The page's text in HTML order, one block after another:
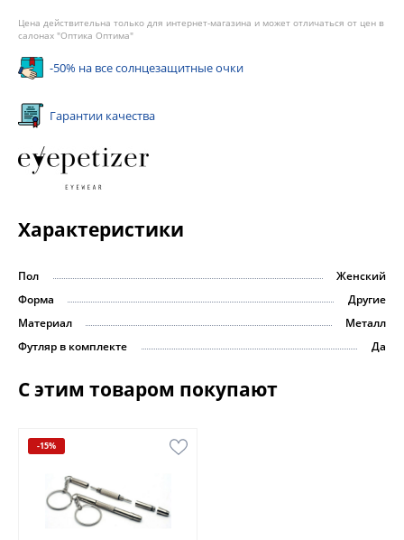
Цена действительна только для интернет-магазина и может отличаться от цен в
салонах "Оптика Оптима"
-50% на все солнцезащитные очки
Гарантии качества
Характеристики
Пол
Женский
Форма
Другие
Материал
Металл
Футляр в комплекте
Да
С этим товаром покупают
-15%